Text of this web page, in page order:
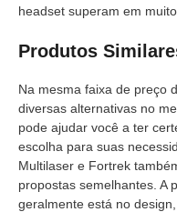
headset superam em
Produtos
Na mesma faixa de preço
diversas alternativas no
pode ajudar você a ter
escolha para suas
Multilaser e Fortrek
propostas semelhantes. A
geralmente está no